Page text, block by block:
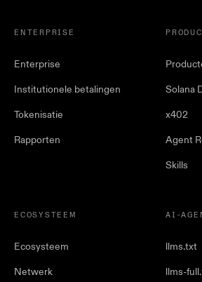
ENTERPRISE
Enterprise
Institutionele betalingen
Tokenisatie
Rapporten
Solana
x402
Agent
Skills
ECOSYSTEEM
Ecosysteem
Netwerk
AI-
llms.txt
llms-